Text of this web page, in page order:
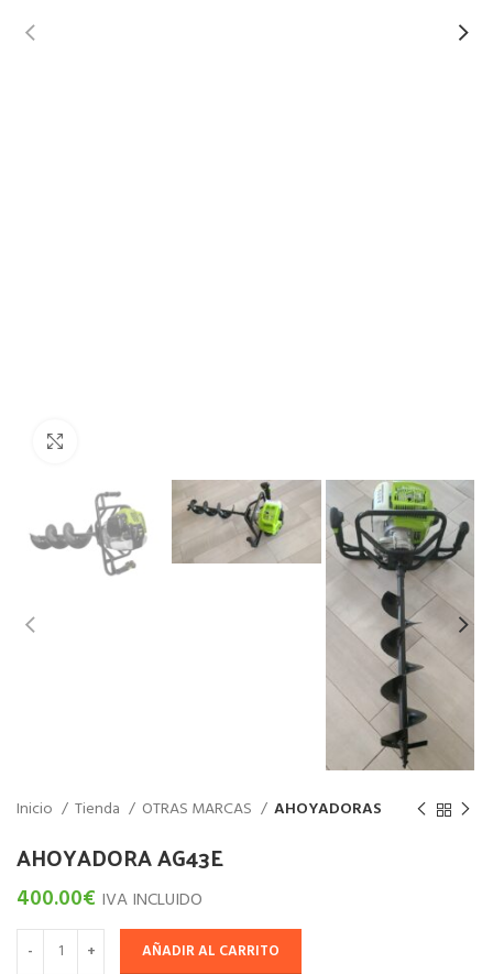
Inicio Tienda OTRAS MARCAS AHOYADORAS
AHOYADORA AG43E
400.00€ IVA INCLUIDO
AÑADIR AL CARRITO